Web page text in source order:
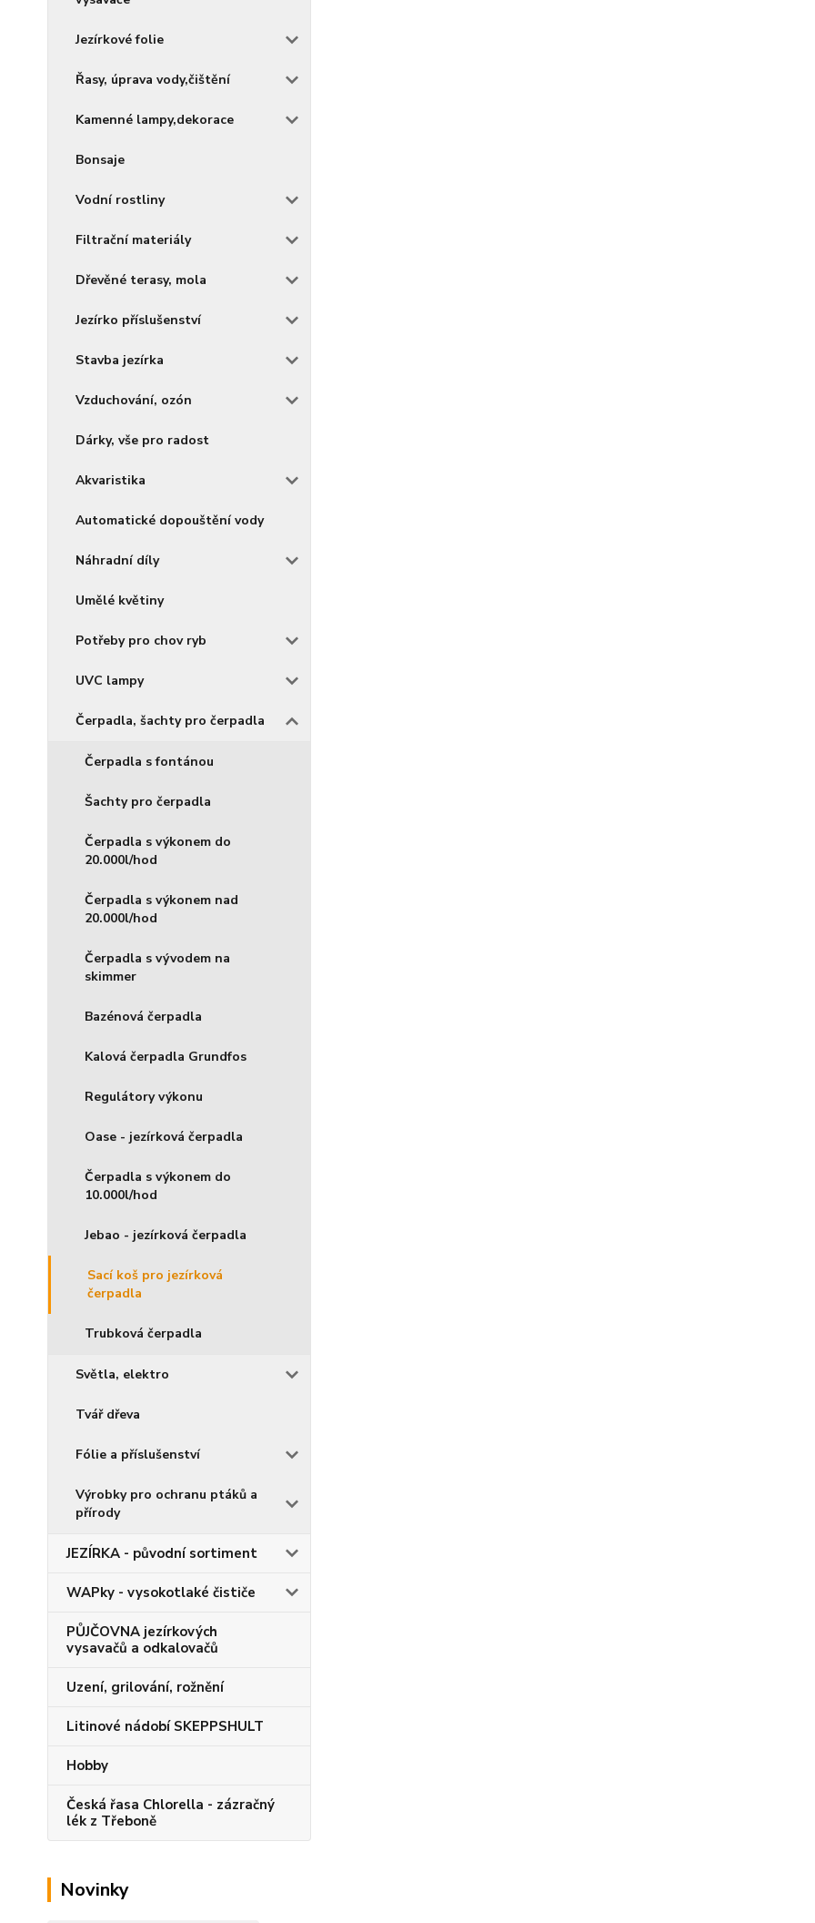
Jezírkové folie
Řasy, úprava vody,čištění
Kamenné lampy,dekorace
Bonsaje
Vodní rostliny
Filtrační materiály
Dřevěné terasy, mola
Jezírko příslušenství
Stavba jezírka
Vzduchování, ozón
Dárky, vše pro radost
Akvaristika
Automatické dopouštění vody
Náhradní díly
Umělé květiny
Potřeby pro chov ryb
UVC lampy
Čerpadla, šachty pro čerpadla
Čerpadla s fontánou
Šachty pro čerpadla
Čerpadla s výkonem do
20.000l/hod
Čerpadla s výkonem nad
20.000l/hod
Čerpadla s vývodem na
skimmer
Bazénová čerpadla
Kalová čerpadla Grundfos
Regulátory výkonu
Oase - jezírková čerpadla
Čerpadla s výkonem do
10.000l/hod
Jebao - jezírková čerpadla
Sací koš pro jezírková
čerpadla
Trubková čerpadla
Světla, elektro
Tvář dřeva
Fólie a příslušenství
Výrobky pro ochranu ptáků a
přírody
JEZÍRKA - původní sortiment
WAPky - vysokotlaké čističe
PŮJČOVNA jezírkových
vysavačů a odkalovačů
Uzení, grilování, rožnění
Litinové nádobí SKEPPSHULT
Hobby
Česká řasa Chlorella - zázračný
lék z Třeboně
Novinky